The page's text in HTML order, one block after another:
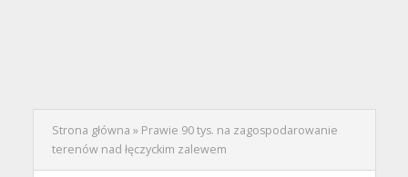
Strona główna » Prawie 90 tys. na zagospodarowanie
terenów nad łęczyckim zalewem